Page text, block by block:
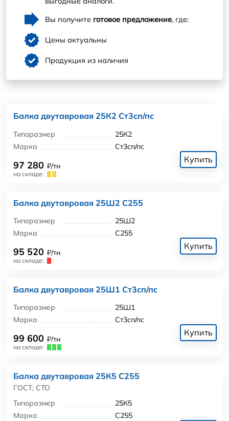
Вы получите готовое предложение, где:
Цены актуальны
Продукция из наличия
Балка двутавровая 25К2 Ст3сп/пс
Типоразмер
25К2
Марка
Ст3сп/пс
97 280 ₽/тн
на складе:
Купить
Балка двутавровая 25Ш2 С255
Типоразмер
25Ш2
Марка
С255
95 520 ₽/тн
на складе:
Купить
Балка двутавровая 25Ш1 Ст3сп/пс
Типоразмер
25Ш1
Марка
Ст3сп/пс
99 600 ₽/тн
на складе:
Купить
Балка двутавровая 25К5 С255
ГОСТ; СТО
Типоразмер
25К5
Марка
С255